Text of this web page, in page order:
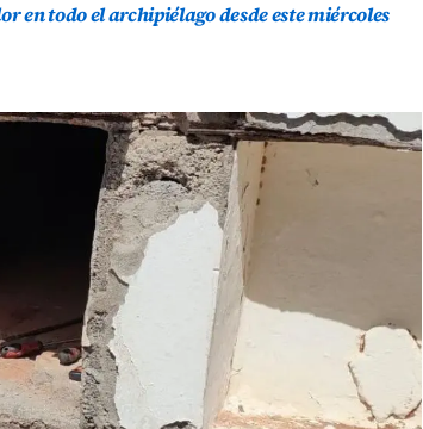
en todo el archipiélago desde este miércoles